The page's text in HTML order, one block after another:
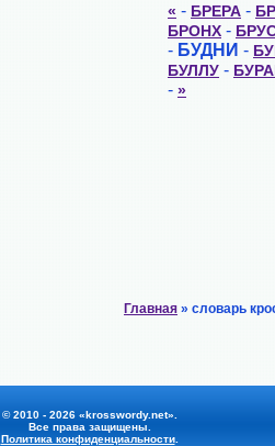
« - БРЕРА -
БРОНХ -
- БУДНИ -
БУЛЛУ -
- »
Главная » словарь
© 2010 - 2026 «krosswordy.net».
Все права защищены.
Политика конфиденциальности.